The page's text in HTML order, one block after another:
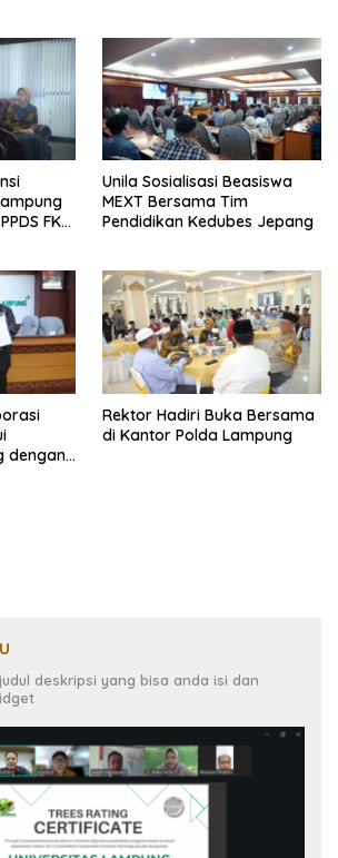
FK
Unila Sosialisasi Beasiswa
MEXT Bersama Tim
Pendidikan Kedubes Jepang
dengan
Rektor Hadiri Buka Bersama
di Kantor Polda Lampung
deskripsi yang bisa anda isi dan